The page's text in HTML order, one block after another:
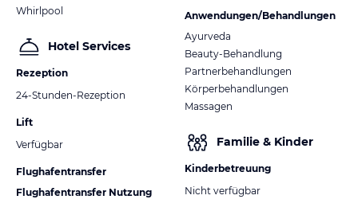
Whirlpool
Hotel Services
Rezeption
24-Stunden-Rezeption
Lift
Verfügbar
Flughafentransfer
Flughafentransfer Nutzung
Anwendungen/Behandlungen
Ayurveda
Beauty-Behandlung
Partnerbehandlungen
Körperbehandlungen
Massagen
Familie & Kinder
Kinderbetreuung
Nicht verfügbar